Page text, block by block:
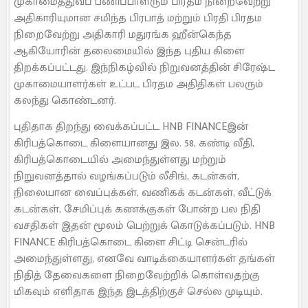
அதிகாரியுமான சமிந்த பிரபாத் மற்றும் பிரதி பிரதம
நிறைவேற்று அதிகாரி மதுரங்க ஹீன்கெந்த
ஆகியோரின் தலைமையில் இந்த புதிய கிளை
திறக்கப்பட்டது. இந்நிகழ்வில் நிறுவனத்தின் சிரேஷ்ட
முகாமையாளர்கள் உட்பட பிரதம அதிதிகள் பலரும்
கலந்து கொண்டனர்.
புதிதாக திறந்து வைக்கப்பட்ட HNB FINANCEஇன்
கிரிபத்கொடை கிளையானது இல. 58, கண்டி வீதி,
கிரிபத்கொடையில் அமைந்துள்ளது மற்றும்
நிறுவனத்தால் வழங்கப்படும் லீசிங், கடன்கள்,
நிலையான வைப்புக்கள், வணிகக் கடன்கள், வீட்டுக்
கடன்கள், சேமிப்புக் கணக்குகள் போன்ற பல நிதி
வசதிகள் இதன் மூலம் பெற்றுக் கொடுக்கப்படும். HNB
FINANCE கிரிபத்கொடை கிளை சிட்டி சென்டரில்
அமைந்துள்ளது, எனவே வாடிக்கையாளர்கள் தங்கள்
நிதித் தேவைகளை நிறைவேற்றிக் கொள்வதற்கு
மிகவும் எளிதாக இந்த இடத்திற்குச் செல்ல முடியும்.